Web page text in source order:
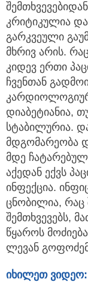
კრიტიკულია და
გარკვეული
მხრივ არის.
კიდევ ერთი
ჩვენთან
დიაბეტიანია,
სტაბილურია.
მდგომარეობა
მდე
აქედან ექვს
ინფექცია.
ცნობილია, რაც
შემთხვევებს,
წყაროს
ლევან
იხილეთ ვიდეო: